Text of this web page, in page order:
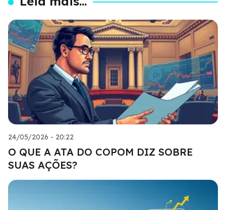
24/05/2026 - 20:22
O QUE A ATA DO COPOM DIZ SOBRE
SUAS AÇÕES?